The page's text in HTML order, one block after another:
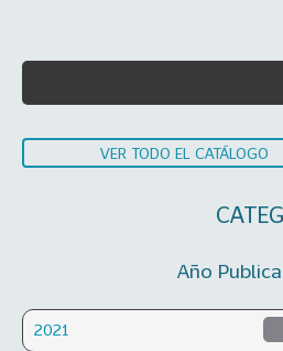
VER TODO EL CATÁLOGO
Año
2021